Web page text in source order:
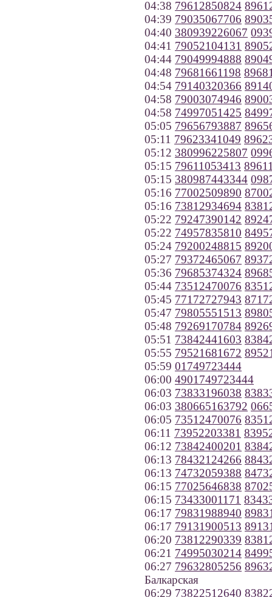
04:38 79612850824
04:39 79035067706
04:40 380939226067
04:41 79052104131
04:44 79049994888
04:48 79681661198
04:54 79140320366
04:58 79003074946
04:58 74997051425
05:05 79656793887
05:11 79623341049
05:12 380996225807
05:15 79611053413
05:15 380987443344
05:16 77002509890
05:16 73812934694
05:22 79247390142
05:22 74957835810
05:24 79200248815
05:27 79372465067
05:36 79685374324
05:44 73512470076
05:45 77172727943
05:47 79805551513
05:48 79269170784
05:51 73842441603
05:55 79521681672
05:59 01749723444
06:00 4901749723444
06:03 73833196038
06:03 380665163792
06:05 73512470076
06:11 73952203381
06:12 73842400201
06:13 78432124266
06:13 74732059388
06:15 77025646838
06:15 73433001171
06:17 79831988940
06:17 79131900513
06:20 73812290339
06:21 74995030214
06:27 79632805256
Балкарская
06:29 73822512640